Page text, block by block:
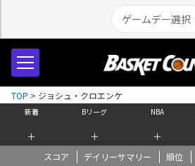
新着
＋
Bリーグ
＋
NBA
＋
スコア デイリーサマリー 順位
TOP > ジョシュ・クロエンケ